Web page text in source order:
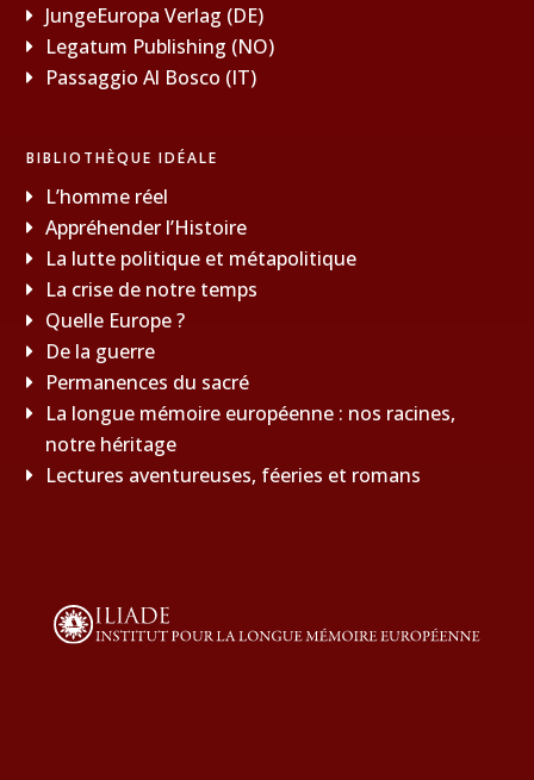
JungeEuropa Verlag (DE)
Legatum Publishing (NO)
Passaggio Al Bosco (IT)
BIBLIOTHÈQUE IDÉALE
L’homme réel
Appréhender l’Histoire
La lutte politique et métapolitique
La crise de notre temps
Quelle Europe ?
De la guerre
Permanences du sacré
La longue mémoire européenne : nos racines,
notre héritage
Lectures aventureuses, féeries et romans